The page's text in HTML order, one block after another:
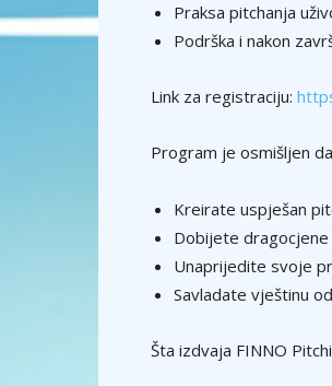
Praksa pitchanja
Podrška i nakon
Link za registraciju:
Program je osmišljen
Kreirate uspješan
Dobijete
Unaprijedite svoje
Savladate vještinu
Šta izdvaja FINNO